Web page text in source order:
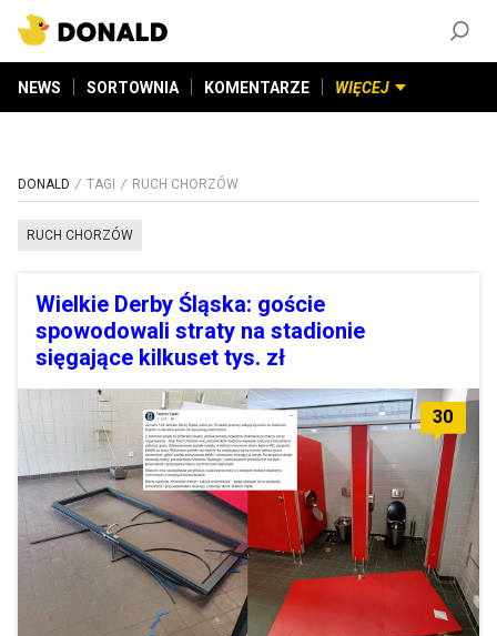
NEWS SORTOWNIA KOMENTARZE WIĘCEJ
DONALD TAGI RUCH CHORZÓW
RUCH CHORZÓW
Wielkie Derby Śląska: goście
spowodowali straty na stadionie
sięgające kilkuset tys. zł
30